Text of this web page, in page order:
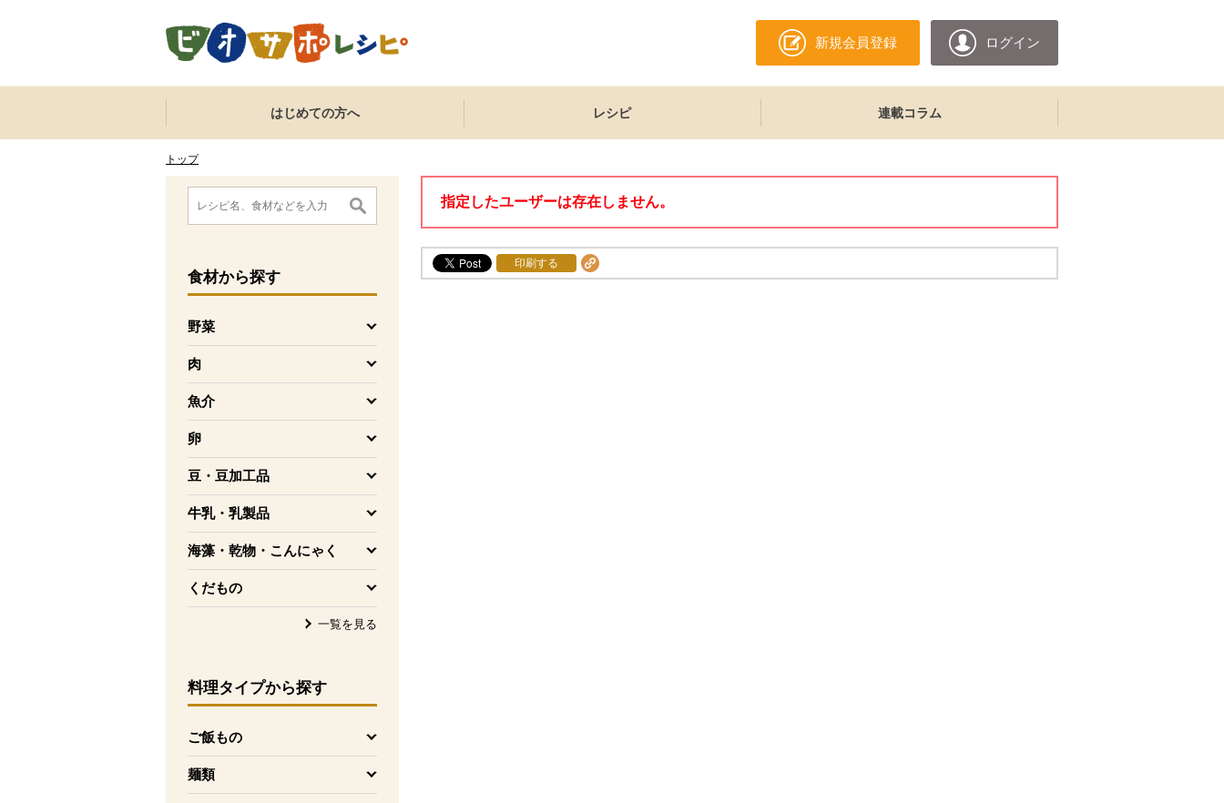
新規会員登録 ログイン
ここからサイト内共通メニューです。
サイト内共通メニューをスキップする
はじめての方へ レシピ 連載コラム
トップ
ここから消費材検索メニューです。
食材から探す
野菜
を開く
肉
を開く
魚介
を開く
卵
を開く
豆・豆加工品
を開く
牛乳・乳製品
を開く
海藻・乾物・こんにゃく
を開く
くだもの
を開く
一覧を見る
料理タイプから探す
ご飯もの
を開く
麺類
を開く
消費材検索メニューここまで。
ここから本文です。
指定したユーザーは存在しません。
印刷する